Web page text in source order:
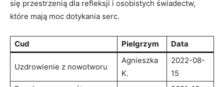
się przestrzenią dla refleksji i osobistych świadectw,
które mają moc dotykania serc.
Cud Pielgrzym Data
Uzdrowienie z nowotworu
Agnieszka
K.
2022-08-
15